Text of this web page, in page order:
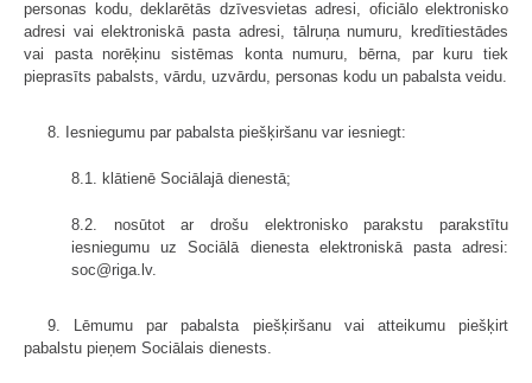
personas kodu, deklarētās dzīvesvietas adresi, oficiālo elektronisko
adresi vai elektroniskā pasta adresi, tālruņa numuru, kredītiestādes
vai pasta norēķinu sistēmas konta numuru, bērna, par kuru tiek
pieprasīts pabalsts, vārdu, uzvārdu, personas kodu un pabalsta veidu.
8. Iesniegumu par pabalsta piešķiršanu var iesniegt:
8.1. klātienē Sociālajā dienestā;
8.2. nosūtot ar drošu elektronisko parakstu parakstītu
iesniegumu uz Sociālā dienesta elektroniskā pasta adresi:
soc@riga.lv.
9. Lēmumu par pabalsta piešķiršanu vai atteikumu piešķirt
pabalstu pieņem Sociālais dienests.